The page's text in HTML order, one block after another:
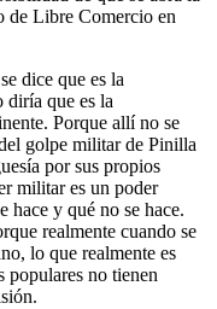
de Libre Comercio en
dice que es la
diría que es la
Porque allí no se
golpe militar de Pinilla
por sus propios
militar es un poder
hace y qué no se hace.
realmente cuando se
lo que realmente es
populares no tienen